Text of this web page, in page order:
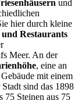
und
hier durch kleine
Restaurants
Meer. An der
, eine an
mit einem
sind das 1898
75 Steinen aus 75